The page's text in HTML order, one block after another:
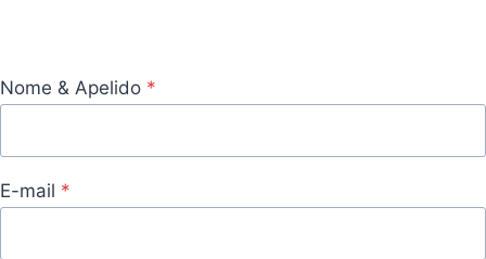
Nome & Apelido *
E-mail *